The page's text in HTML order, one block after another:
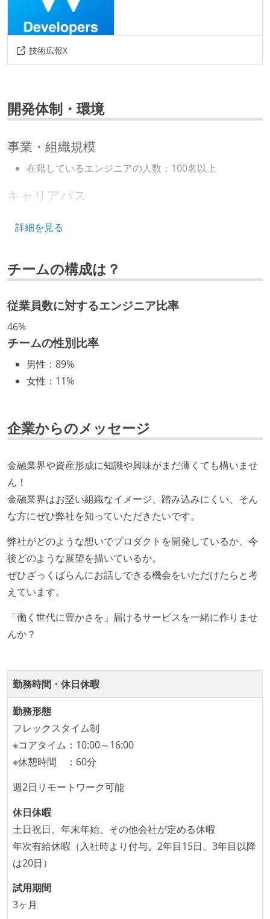
技術広報X
開発体制・環境
事業・組織規模
在籍しているエンジニアの人数：100名以上
キャリアパス
いる
ついて話す場が設けられている
年収800万円以上のエンジニアに、マネジメントの役
割を持たない人がいる
技術カルチャー
CTO またはそれに準じる、技術やワークフローの標準
化を行う役割の人・部門が存在する
取締役（社内）または執行役員として、エンジニアリ
社外から登壇を依頼・指名を受けるようなエンジニア
が在籍している
スに登壇している
している
設計・実装から運用までを同じ開発チームが担い、フ
ロントエンド、バックエンド、インフラといった役割
の境界を超えて、個人が必要な範囲にまで染み出して
いく姿勢が根付いている
1年以内に、技術負債を解消するためのプロジェクト
や、古くなったツールのリプレイスプロジェクトがボ
OS やエディタ、IDE といった個人の環境は、各自の責
任で好きなものを使うことができる
企画を決定する場に、実装を担当する開発メンバーが
参加している
タスクの見積もりは、実装を担当するメンバーが中心
となって行う
全体のスケジュール管理は、途中の成果を随時確認し
ながら、納期または盛り込む機能を柔軟に調整する形
で行う
コード品質向上のための取り組み
本番にデプロイされるコードには、全てコードレビュ
ーまたはペアプログラミングを実施している
「リファクタリングは随時行われるべき」という価値
観をメンバー全員が共有しており、日常的に実施して
詳細を見る
チームの構成は？
従業員数に対するエンジニア比率
46%
チームの性別比率
男性 ： 89%
女性 ： 11%
企業からのメッセージ
金融業界や資産形成に知識や興味がまだ薄くても構いませ
ん！
金融業界はお堅い組織なイメージ、踏み込みにくい、そん
な方にぜひ弊社を知っていただきたいです。
弊社がどのような想いでプロダクトを開発しているか、今
後どのような展望を描いているか。
ぜひざっくばらんにお話しできる機会をいただけたらと考
えています。
「働く世代に豊かさを」届けるサービスを一緒に作りませ
んか？
勤務時間・休日休暇
勤務形態
フレックスタイム制
※コアタイム：10:00～16:00
※休憩時間 ：60分
週2日リモートワーク可能
休日休暇
土日祝日、年末年始、その他会社が定める休暇
年次有給休暇（入社時より付与。2年目15日、3年目以降
は20日）
試用期間
3ヶ月